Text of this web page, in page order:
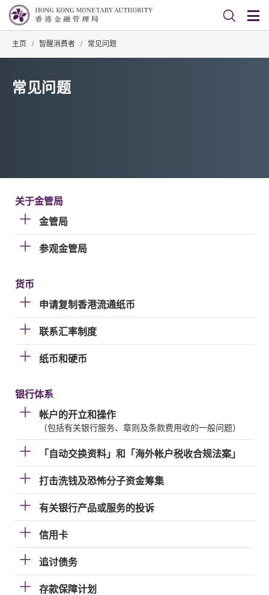
主页 / 智醒消费者 / 常见问题
常见问题
关于金管局
金管局
参观金管局
货币
申请复制香港流通纸币
联系汇率制度
纸币和硬币
银行体系
帐户的开立和操作
（包括有关银行服务、章则及条款费用收的一般问题）
「自动交换资料」和「海外帐户税收合规法案」
打击洗钱及恐怖分子资金筹集
有关银行产品或服务的投诉
信用卡
追讨债务
存款保障计划